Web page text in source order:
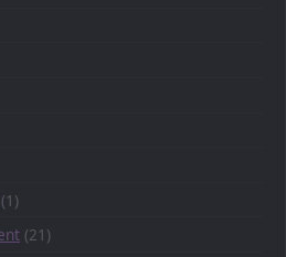
(1)
(21)